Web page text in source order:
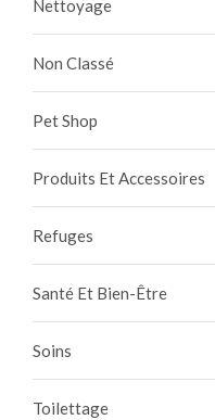
Nettoyage
Non Classé
Pet Shop
Produits Et Accessoires
Refuges
Santé Et Bien-Être
Soins
Toilettage